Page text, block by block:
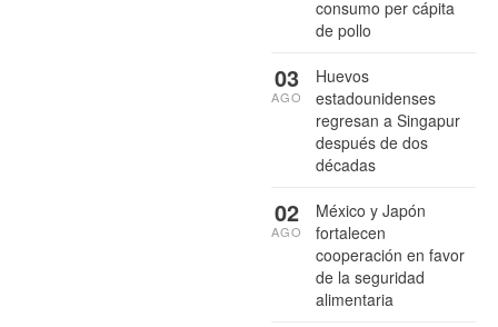
consumo per cápita
de pollo
Huevos
estadounidenses
regresan a Singapur
después de dos
décadas
03
AGO
México y Japón
fortalecen
cooperación en favor
de la seguridad
alimentaria
02
AGO